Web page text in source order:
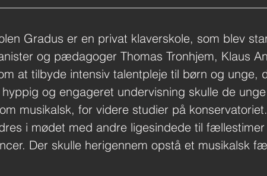
Gradus er en privat klaverskole, som blev
og pædagoger Thomas Tronhjem, Klaus
at tilbyde intensiv talentpleje til børn og
hyppig og engageret undervisning skulle de
musikalsk, for videre studier på
i mødet med andre ligesindede til
Der skulle herigennem opstå et musikalsk